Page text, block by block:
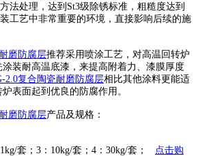
法处理，达到St3级除锈标准，粗糙度达到
工艺中非常重要的环境，直接影响后续的施
磨防腐层推荐采用喷涂工艺，对高温回转炉
装耐高温底漆，来提高附着力、漆膜厚度
2.0复合陶瓷耐磨防腐层相比其他涂料更能适
表面起到优良的防腐作用。
磨防腐层产品及规格：
；3：10kg/套；4：30kg/套；
点击购